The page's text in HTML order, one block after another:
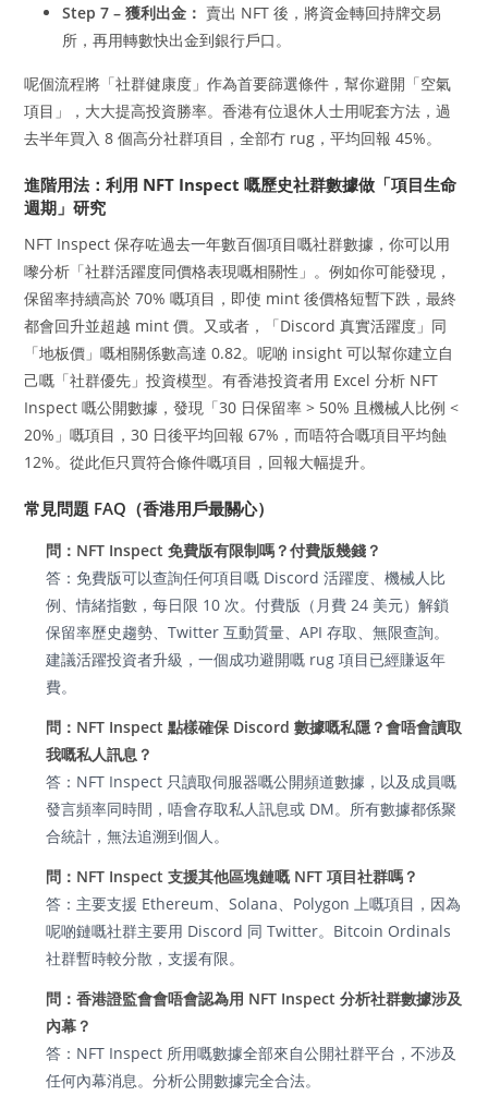
Step 7 – 獲利出金： 賣出 NFT 後，將資金轉回持牌交易
所，再用轉數快出金到銀行戶口。
呢個流程將「社群健康度」作為首要篩選條件，幫你避開「空氣
項目」，大大提高投資勝率。香港有位退休人士用呢套方法，過
去半年買入 8 個高分社群項目，全部冇 rug，平均回報 45%。
進階用法：利用 NFT Inspect 嘅歷史社群數據做「項目生命
週期」研究
NFT Inspect 保存咗過去一年數百個項目嘅社群數據，你可以用
嚟分析「社群活躍度同價格表現嘅相關性」。例如你可能發現，
保留率持續高於 70% 嘅項目，即使 mint 後價格短暫下跌，最終
都會回升並超越 mint 價。又或者，「Discord 真實活躍度」同
「地板價」嘅相關係數高達 0.82。呢啲 insight 可以幫你建立自
己嘅「社群優先」投資模型。有香港投資者用 Excel 分析 NFT
Inspect 嘅公開數據，發現「30 日保留率 > 50% 且機械人比例 <
20%」嘅項目，30 日後平均回報 67%，而唔符合嘅項目平均蝕
12%。從此佢只買符合條件嘅項目，回報大幅提升。
常見問題 FAQ（香港用戶最關心）
問：NFT Inspect 免費版有限制嗎？付費版幾錢？
答：免費版可以查詢任何項目嘅 Discord 活躍度、機械人比
例、情緒指數，每日限 10 次。付費版（月費 24 美元）解鎖
保留率歷史趨勢、Twitter 互動質量、API 存取、無限查詢。
建議活躍投資者升級，一個成功避開嘅 rug 項目已經賺返年
費。
問：NFT Inspect 點樣確保 Discord 數據嘅私隱？會唔會讀取
我嘅私人訊息？
答：NFT Inspect 只讀取伺服器嘅公開頻道數據，以及成員嘅
發言頻率同時間，唔會存取私人訊息或 DM。所有數據都係聚
合統計，無法追溯到個人。
問：NFT Inspect 支援其他區塊鏈嘅 NFT 項目社群嗎？
答：主要支援 Ethereum、Solana、Polygon 上嘅項目，因為
呢啲鏈嘅社群主要用 Discord 同 Twitter。Bitcoin Ordinals
社群暫時較分散，支援有限。
問：香港證監會會唔會認為用 NFT Inspect 分析社群數據涉及
內幕？
答：NFT Inspect 所用嘅數據全部來自公開社群平台，不涉及
任何內幕消息。分析公開數據完全合法。